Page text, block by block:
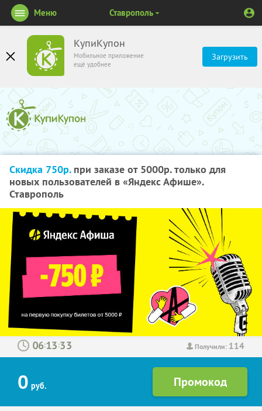
КупиКупон
Мобильное приложение
ещё удобнее
Загрузить
Меню Ставрополь
Скидка 750р.при заказе от 5000р. только для
новых пользователей в «Яндекс Афише».
Ставрополь
Получили: 114
: :
0 руб.